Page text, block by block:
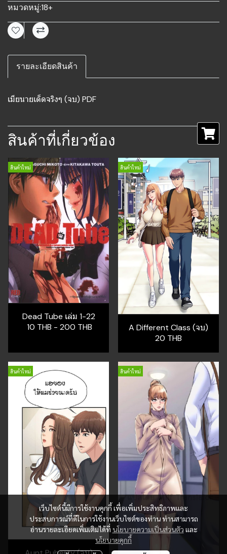
หมวดหมู่:18+
รายละเอียดสินค้า
เมียนายเด็ดจริงๆ (จบ) PDF
สินค้าที่เกี่ยวข้อง
สินค้าใหม่
Dead Tube เล่ม 1-22
10 THB - 200 THB
สินค้าใหม่
A Different Class (จบ)
20 THB
สินค้าใหม่ สินค้าใหม่
เว็บไซต์นี้มีการใช้งานคุกกี้ เพื่อเพิ่มประสิทธิภาพและ
ประสบการณ์ที่ดีในการใช้งานเว็บไซต์ของท่าน ท่านสามารถ
อ่านรายละเอียดเพิ่มเติมได้ที่ นโยบายความเป็นส่วนตัว และ
นโยบายคุกกี้